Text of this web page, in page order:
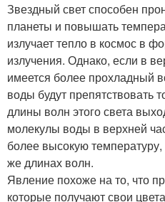
Звездный свет способен
планеты и повышать
излучает тепло в космос в
излучения. Однако, если в
имеется более прохладный
воды будут препятствовать
длины волн этого света
молекулы воды в верхней
более высокую температуру,
же длинах волн.
Явление похоже на то, что
которые получают свои